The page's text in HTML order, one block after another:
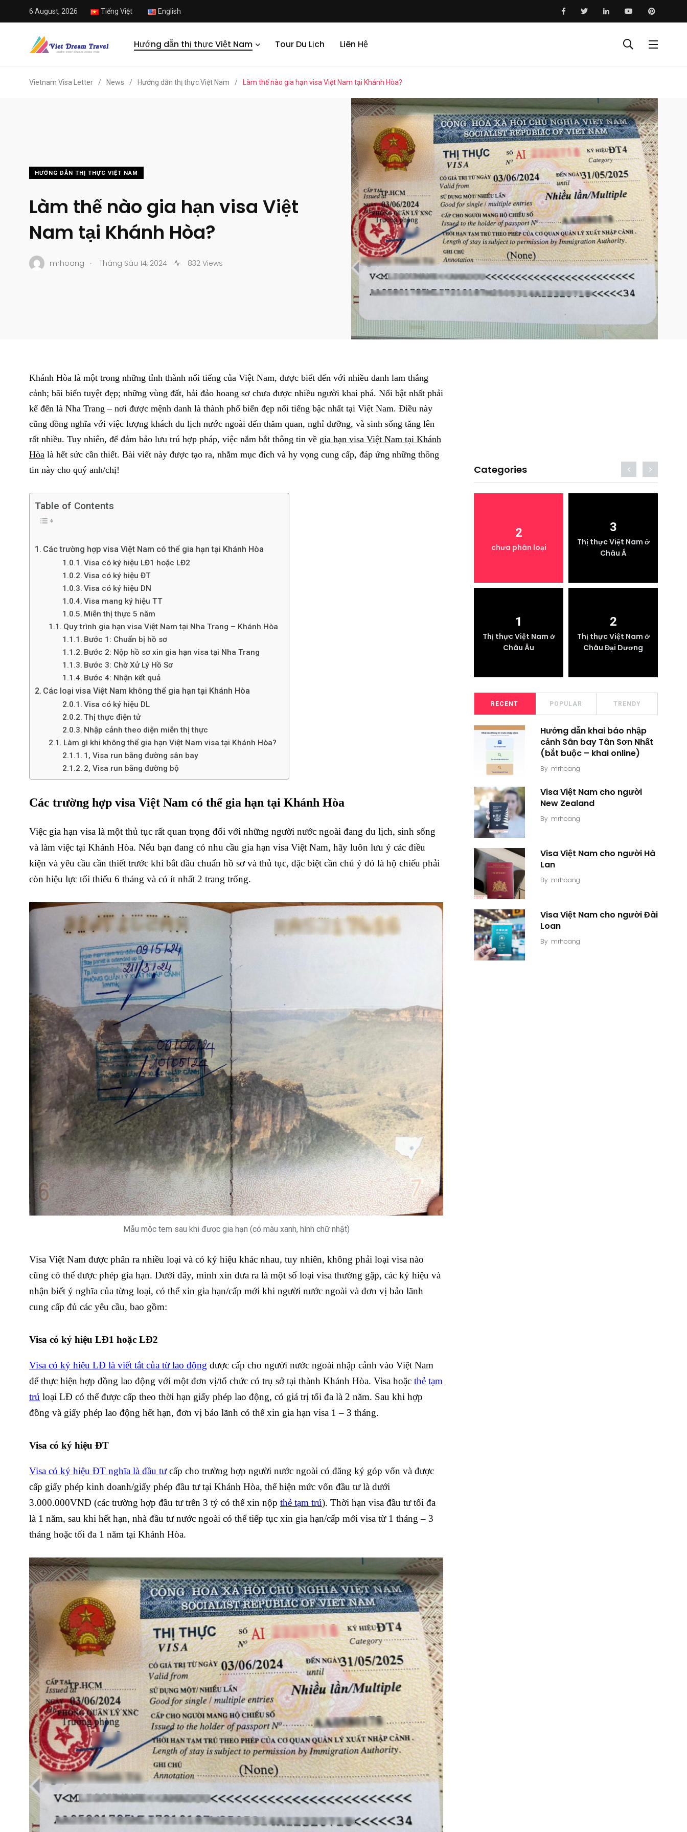
6 August, 2026 Tiếng Việt English
Hướng dẫn thị thực Việt Nam Tour Du Lịch Liên Hệ
Vietnam Visa Letter / News / Hướng dẫn thị thực Việt Nam / Làm thế nào gia hạn visa Việt Nam tại Khánh Hòa?
HƯỚNG DẪN THỊ THỰC VIỆT NAM
Làm thế nào gia hạn visa Việt
Nam tại Khánh Hòa?
mrhoang . Tháng Sáu 14, 2024 832 Views
Khánh Hòa là một trong những tỉnh thành nổi tiếng của Việt Nam, được biết đến với nhiều danh lam thắng
cảnh; bãi biển tuyệt đẹp; những vùng đất, hải đảo hoang sơ chưa được nhiều người khai phá. Nổi bật nhất phải
kể đến là Nha Trang – nơi được mệnh danh là thành phố biển đẹp nổi tiếng bậc nhất tại Việt Nam. Điều này
cũng đồng nghĩa với việc lượng khách du lịch nước ngoài đến thăm quan, nghỉ dưỡng, và sinh sống tăng lên
rất nhiều. Tuy nhiên, để đảm bảo lưu trú hợp pháp, việc nắm bắt thông tin về gia hạn visa Việt Nam tại Khánh
Hòa là hết sức cần thiết. Bài viết này được tạo ra, nhằm mục đích và hy vọng cung cấp, đáp ứng những thông
tin này cho quý anh/chị!
Table of Contents
Các trường hợp visa Việt Nam có thể gia hạn tại Khánh Hòa
Visa có ký hiệu LĐ1 hoặc LĐ2
Visa có ký hiệu ĐT
Visa có ký hiệu DN
Visa mang ký hiệu TT
Miễn thị thực 5 năm
Quy trình gia hạn visa Việt Nam tại Nha Trang – Khánh Hòa
Bước 1: Chuẩn bị hồ sơ
Bước 2: Nộp hồ sơ xin gia hạn visa tại Nha Trang
Bước 3: Chờ Xử Lý Hồ Sơ
Bước 4: Nhận kết quả
Các loại visa Việt Nam không thể gia hạn tại Khánh Hòa
Visa có ký hiệu DL
Thị thực điện tử
Nhập cảnh theo diện miễn thị thực
Làm gì khi không thể gia hạn Việt Nam visa tại Khánh Hòa?
1, Visa run bằng đường sân bay
2, Visa run bằng đường bộ
Các trường hợp visa Việt Nam có thể gia hạn tại Khánh Hòa
Việc gia hạn visa là một thủ tục rất quan trọng đối với những người nước ngoài đang du lịch, sinh sống
và làm việc tại Khánh Hòa. Nếu bạn đang có nhu cầu gia hạn visa Việt Nam, hãy luôn lưu ý các điều
kiện và yêu cầu cần thiết trước khi bắt đầu chuẩn hồ sơ và thủ tục, đặc biệt cần chú ý đó là hộ chiếu phải
còn hiệu lực tối thiểu 6 tháng và có ít nhất 2 trang trống.
Mẫu mộc tem sau khi được gia hạn (có màu xanh, hình chữ nhật)
Visa Việt Nam được phân ra nhiều loại và có ký hiệu khác nhau, tuy nhiên, không phải loại visa nào
cũng có thể được phép gia hạn. Dưới đây, mình xin đưa ra là một số loại visa thường gặp, các ký hiệu và
nhận biết ý nghĩa của từng loại, có thể xin gia hạn/cấp mới khi người nước ngoài và đơn vị bảo lãnh
cung cấp đủ các yêu cầu, bao gồm:
Visa có ký hiệu LĐ1 hoặc LĐ2
Visa có ký hiệu LĐ là viết tắt của từ lao động được cấp cho người nước ngoài nhập cảnh vào Việt Nam
để thực hiện hợp đồng lao động với một đơn vị/tổ chức có trụ sở tại thành Khánh Hòa. Visa hoặc thẻ tạm
trú loại LĐ có thể được cấp theo thời hạn giấy phép lao động, có giá trị tối đa là 2 năm. Sau khi hợp
đồng và giấy phép lao động hết hạn, đơn vị bảo lãnh có thể xin gia hạn visa 1 – 3 tháng.
Visa có ký hiệu ĐT
Visa có ký hiệu ĐT nghĩa là đầu tưcấp cho trường hợp người nước ngoài có đăng ký góp vốn và được
cấp giấy phép kinh doanh/giấy phép đầu tư tại Khánh Hòa, thể hiện mức vốn đầu tư là dưới
3.000.000VND (các trường hợp đầu tư trên 3 tỷ có thể xin nộp thẻ tạm trú). Thời hạn visa đầu tư tối đa
là 1 năm, sau khi hết hạn, nhà đầu tư nước ngoài có thể tiếp tục xin gia hạn/cấp mới visa từ 1 tháng – 3
tháng hoặc tối đa 1 năm tại Khánh Hòa.
Categories
chưa phân loại
Châu Á
1
Thị thực Việt Nam ở
Châu Âu
2
Châu Đại Dương
2
chưa phân loại
3
Thị thực Việt Nam ở
Châu Á
1
Thị thực Việt Nam ở
Châu Âu
2
Thị thực Việt Nam ở
Châu Đại Dương
RECENT POPULAR TRENDY
Hướng dẫn khai báo nhập
cảnh Sân bay Tân Sơn Nhất
(bắt buộc – khai online)
By mrhoang
Visa Việt Nam cho người
New Zealand
By mrhoang
Visa Việt Nam cho người Hà
Lan
By mrhoang
Visa Việt Nam cho người Đài
Loan
By mrhoang